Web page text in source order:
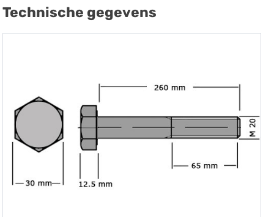
Technische gegevens